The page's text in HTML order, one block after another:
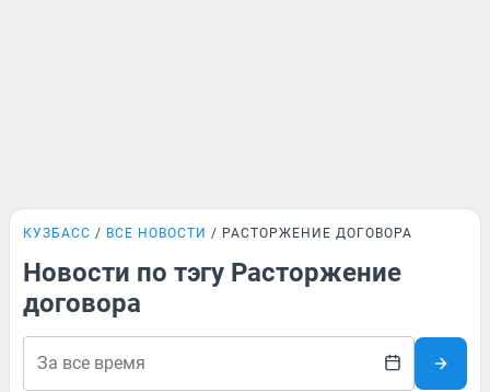
КУЗБАСС ВСЕ НОВОСТИ РАСТОРЖЕНИЕ ДОГОВОРА
Новости по тэгу Расторжение
договора